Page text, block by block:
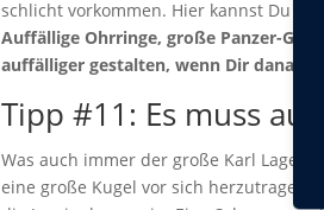
schlicht vorkommen. Hier kannst Du
Auffällige Ohrringe, große Panzer-
auffälliger gestalten, wenn Dir
Tipp #11: Es muss
Was auch immer der große Karl
eine große Kugel vor sich herzutragen.